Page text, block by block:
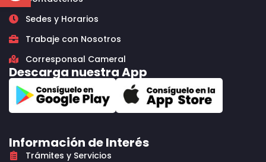
Sedes y Horarios
Trabaje con Nosotros
Corresponsal Cameral
Descarga nuestra App
Información de Interés
Trámites y Servicios